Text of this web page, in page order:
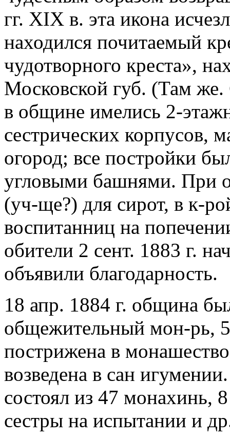
гг. XIX в. эта икона
находился почитаемый
чудотворного креста»,
Московской губ. (Там
в общине имелись 2-
сестрических корпусов,
огород; все постройки
угловыми башнями. При
(уч-ще?) для сирот, в к-
воспитанниц на
обители 2 сент. 1883 г.
объявили благодарность.
18 апр. 1884 г. община
общежительный мон-рь,
пострижена в
возведена в сан
состоял из 47 монахинь,
сестры на испытании и